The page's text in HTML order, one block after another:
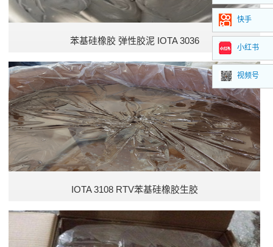
通用耐高温硅橡胶
苯基硅橡胶 弹性胶泥 IOTA 3036
IOTA 3108 RTV苯基硅橡胶生胶
快手
小红书
视频号